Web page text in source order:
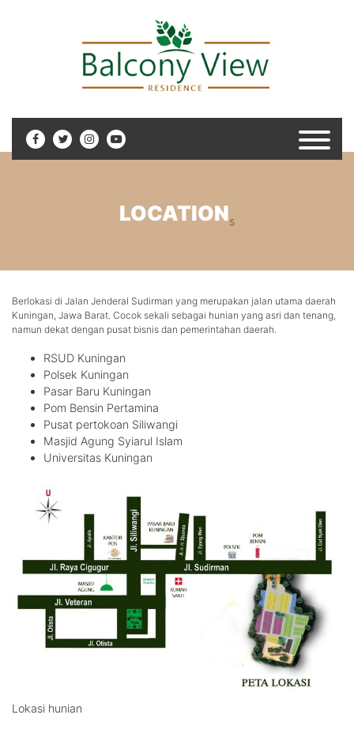
LOCATIONs
Berlokasi di Jalan Jenderal Sudirman yang merupakan jalan utama daerah
Kuningan, Jawa Barat. Cocok sekali sebagai hunian yang asri dan tenang,
namun dekat dengan pusat bisnis dan pemerintahan daerah.
RSUD Kuningan
Polsek Kuningan
Pasar Baru Kuningan
Pom Bensin Pertamina
Pusat pertokoan Siliwangi
Masjid Agung Syiarul Islam
Universitas Kuningan
Lokasi hunian